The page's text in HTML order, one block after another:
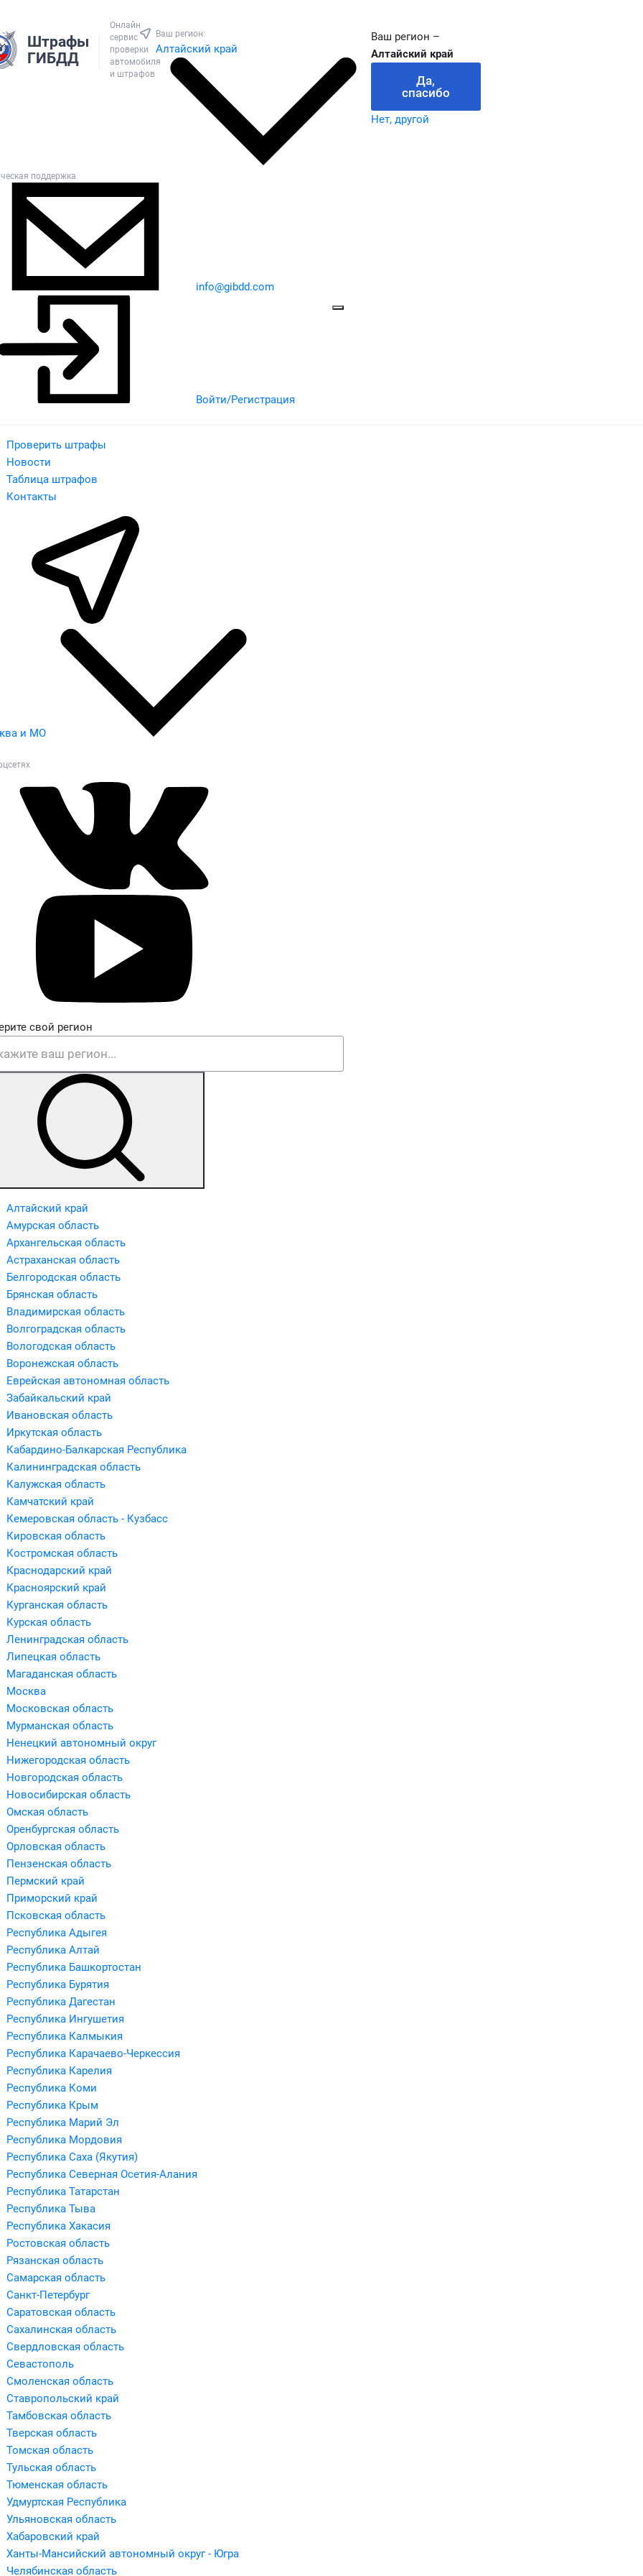
Штрафы
ГИБДД
Онлайн
сервис
проверки
автомобиля
и штрафов
Ваш регион:
Алтайский край
Ваш регион –
Алтайский край
Да,
спасибо
Нет, другой
поддержка
info@gibdd.com
Войти/Регистрация
Проверить штрафы
Новости
Таблица штрафов
Контакты
и МО
свой регион
Алтайский край
Амурская область
Архангельская область
Астраханская область
Белгородская область
Брянская область
Владимирская область
Волгоградская область
Вологодская область
Воронежская область
Еврейская автономная область
Забайкальский край
Ивановская область
Иркутская область
Кабардино-Балкарская Республика
Калининградская область
Калужская область
Камчатский край
Кемеровская область - Кузбасс
Кировская область
Костромская область
Краснодарский край
Красноярский край
Курганская область
Курская область
Ленинградская область
Липецкая область
Магаданская область
Москва
Московская область
Мурманская область
Ненецкий автономный округ
Нижегородская область
Новгородская область
Новосибирская область
Омская область
Оренбургская область
Орловская область
Пензенская область
Пермский край
Приморский край
Псковская область
Республика Адыгея
Республика Алтай
Республика Башкортостан
Республика Бурятия
Республика Дагестан
Республика Ингушетия
Республика Калмыкия
Республика Карачаево-Черкессия
Республика Карелия
Республика Коми
Республика Крым
Республика Марий Эл
Республика Мордовия
Республика Саха (Якутия)
Республика Северная Осетия-Алания
Республика Татарстан
Республика Тыва
Республика Хакасия
Ростовская область
Рязанская область
Самарская область
Санкт-Петербург
Саратовская область
Сахалинская область
Свердловская область
Севастополь
Смоленская область
Ставропольский край
Тамбовская область
Тверская область
Томская область
Тульская область
Тюменская область
Удмуртская Республика
Ульяновская область
Хабаровский край
Ханты-Мансийский автономный округ - Югра
Челябинская область